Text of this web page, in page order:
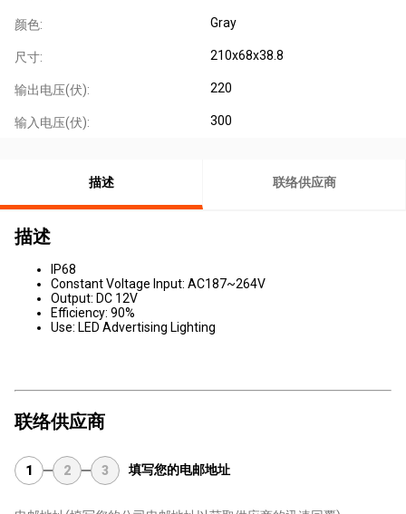
颜色: Gray
尺寸: 210x68x38.8
输出电压(伏): 220
输入电压(伏): 300
描述 联络供应商
描述
IP68
Constant Voltage Input: AC187~264V
Output: DC 12V
Efficiency: 90%
Use: LED Advertising Lighting
联络供应商
1 2 3 填写您的电邮地址